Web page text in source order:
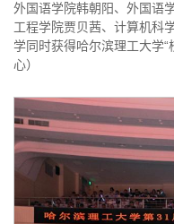
外国语学院韩朝阳、外国语
工程学院贾贝茜、计算机科
学同时获得哈尔滨理工大学
心）